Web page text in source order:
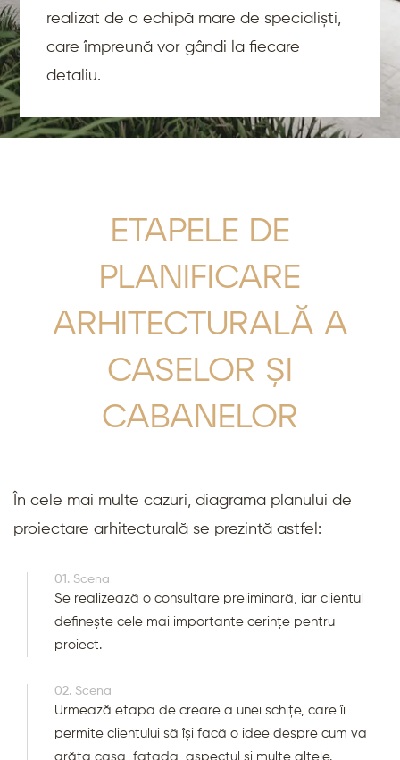
realizat de o echipă mare de specialiști,
care împreună vor gândi la fiecare
detaliu.
ETAPELE DE
PLANIFICARE
ARHITECTURALĂ A
CASELOR ȘI
CABANELOR
În cele mai multe cazuri, diagrama planului de
proiectare arhitecturală se prezintă astfel:
01. Scena
Se realizează o consultare preliminară, iar clientul
definește cele mai importante cerințe pentru
proiect.
02. Scena
Urmează etapa de creare a unei schițe, care îi
permite clientului să își facă o idee despre cum va
arăta casa, fațada, aspectul și multe altele.